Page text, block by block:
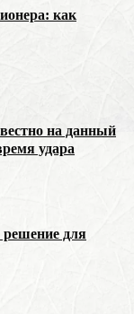
как
на данный
удара
для